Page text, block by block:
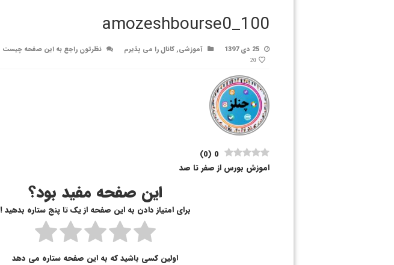
amozeshbourse0_100
25 دی 1397 آموزشی,کانال را می پذیرم نظرتون راجع به این صفحه چیست
20
0
(
0
)
اموزش بورس از صفر تا صد
این صفحه مفید بود؟
برای امتیاز دادن به این صفحه از یک تا پنج ستاره بدهید !
اولین کسی باشید که به این صفحه ستاره می دهد